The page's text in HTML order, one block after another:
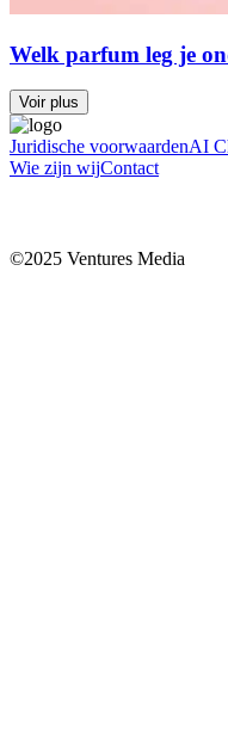
Welk parfum leg je
Voir plus
Juridische voorwaardenAI
Wie zijn wijContact
©2025 Ventures Media